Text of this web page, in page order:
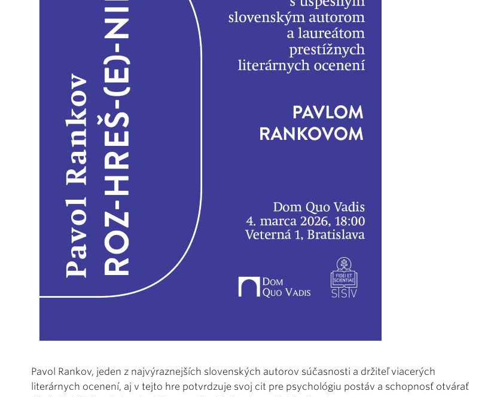
Pavol Rankov, jeden z najvýraznejších slovenských autorov súčasnosti a držiteľ viacerých
literárnych ocenení, aj v tejto hre potvrdzuje svoj cit pre psychológiu postáv a schopnosť otvárať